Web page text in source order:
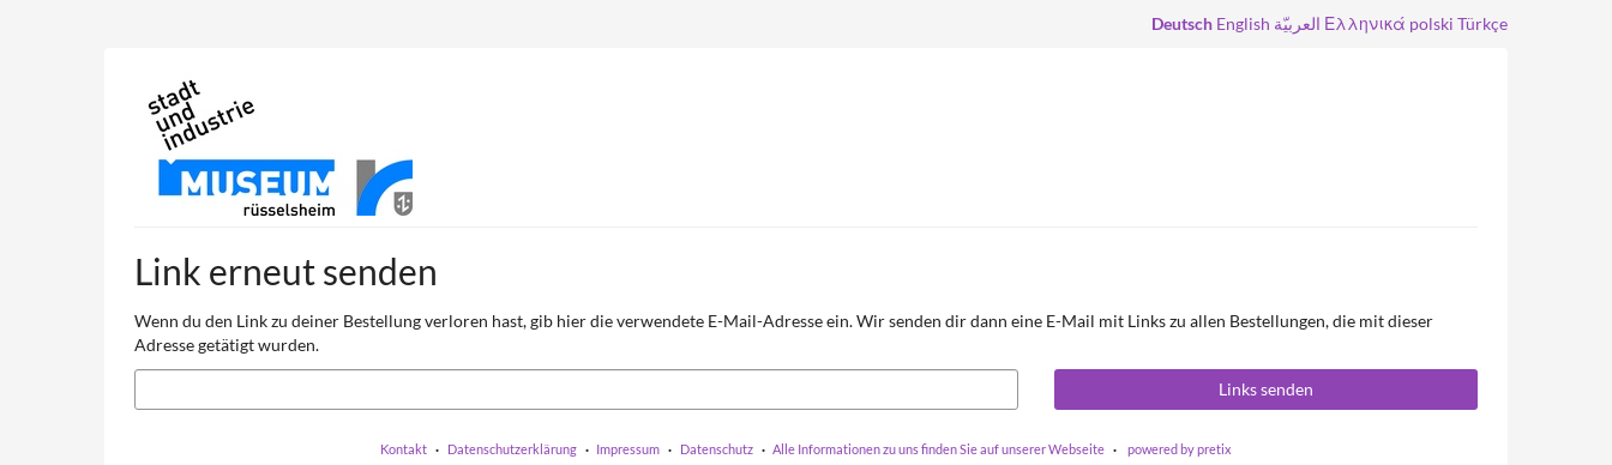
Deutsch English العربيّة Ελληνικά polski Türkçe
Link erneut senden
Wenn du den Link zu deiner Bestellung verloren hast, gib hier die verwendete E-Mail-Adresse ein. Wir senden dir dann eine E-Mail mit Links zu allen Bestellungen, die mit dieser
Adresse getätigt wurden.
E-
Mail
Links senden
Kontakt Datenschutzerklärung Impressum Datenschutz Alle Informationen zu uns finden Sie auf unserer Webseite powered by pretix